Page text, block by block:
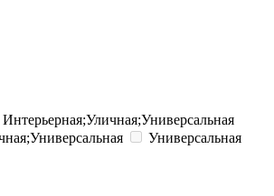
Интерьерная;Уличная;Универсальная
Универсальная